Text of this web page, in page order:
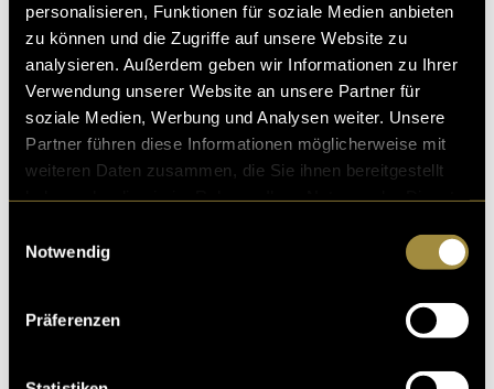
personalisieren, Funktionen für soziale Medien anbieten
zu können und die Zugriffe auf unsere Website zu
analysieren. Außerdem geben wir Informationen zu Ihrer
Verwendung unserer Website an unsere Partner für
soziale Medien, Werbung und Analysen weiter. Unsere
Partner führen diese Informationen möglicherweise mit
weiteren Daten zusammen, die Sie ihnen bereitgestellt
Notwendig
Präferenzen
«Easier», so heisst mein Song. Nur war die Produktion
gar nicht einfach. Von der staubigen Demoversion zum
fertigen Youtube_Video war es ein Weg vol
08. Juni 2025- vonSara Imthurn undJennifer Derrer
God’s Way: Der Podcast der eigentlich
gar nicht geplant war
Fünf Monate Vorbereitung, Planung und jede Menge Le
arnings – und jetzt ist es endlich so weit: Am 23. Mai 2